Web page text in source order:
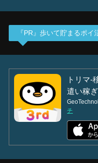
『PR』歩いて貯まるポイ
トリマ-
遣い稼
チ